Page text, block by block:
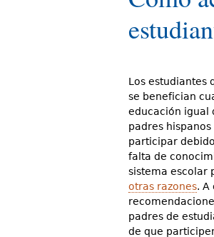
e
t
á
a
q
u
í
Los estudiantes
se benefician
educación igual
padres
participar
falta de
sistema escolar
otras razones. A
padres de
de que